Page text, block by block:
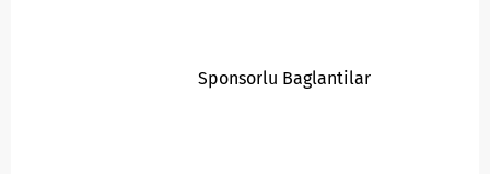
Sponsorlu Baglantilar